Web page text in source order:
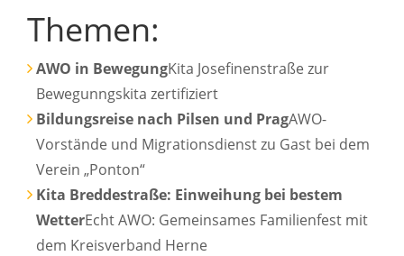
Themen:
AWO in BewegungKita Josefinenstraße zur
Bewegunngskita zertifiziert
Bildungsreise nach Pilsen und PragAWO-
Vorstände und Migrationsdienst zu Gast bei dem
Verein „Ponton“
Kita Breddestraße: Einweihung bei bestem
WetterEcht AWO: Gemeinsames Familienfest mit
dem Kreisverband Herne